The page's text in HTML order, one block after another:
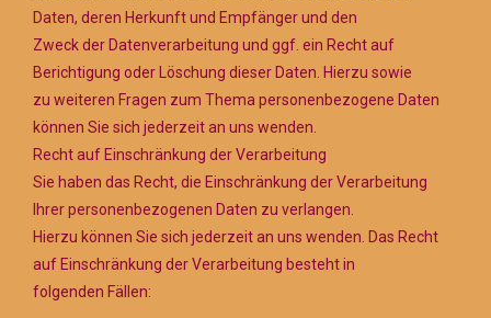
Daten, deren Herkunft und Empfänger und den
Zweck der Datenverarbeitung und ggf. ein Recht auf
Berichtigung oder Löschung dieser Daten. Hierzu sowie
zu weiteren Fragen zum Thema personenbezogene Daten
können Sie sich jederzeit an uns wenden.
Recht auf Einschränkung der Verarbeitung
Sie haben das Recht, die Einschränkung der Verarbeitung
Ihrer personenbezogenen Daten zu verlangen.
Hierzu können Sie sich jederzeit an uns wenden. Das Recht
auf Einschränkung der Verarbeitung besteht in
folgenden Fällen: